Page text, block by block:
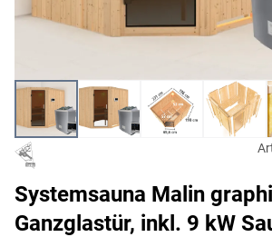
Systemsauna Malin
Ganzglastür, inkl. 9 kW